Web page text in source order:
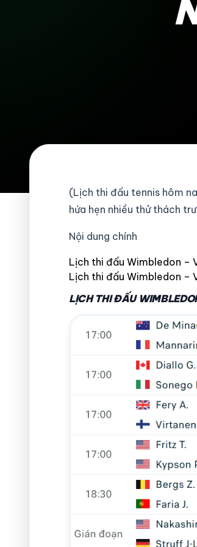
(Lịch thi đấu tennis hôm
hứa hẹn nhiều thử thách
Nội dung chính
Lịch thi đấu Wimbledon –
Lịch thi đấu Wimbledon –
LỊCH THI ĐẤU